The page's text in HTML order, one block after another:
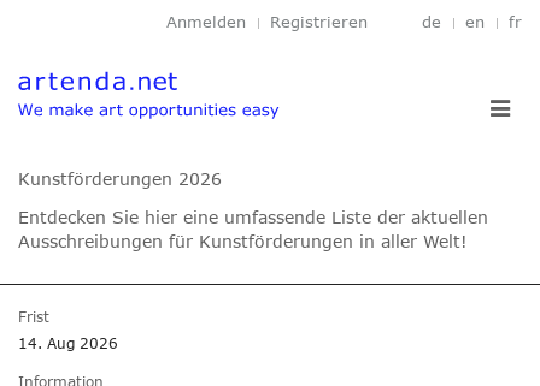
Anmelden Registrieren de en fr
Kunstförderungen 2026
Entdecken Sie hier eine umfassende Liste der aktuellen
Ausschreibungen für Kunstförderungen in aller Welt!
Frist
14. Aug 2026
Information